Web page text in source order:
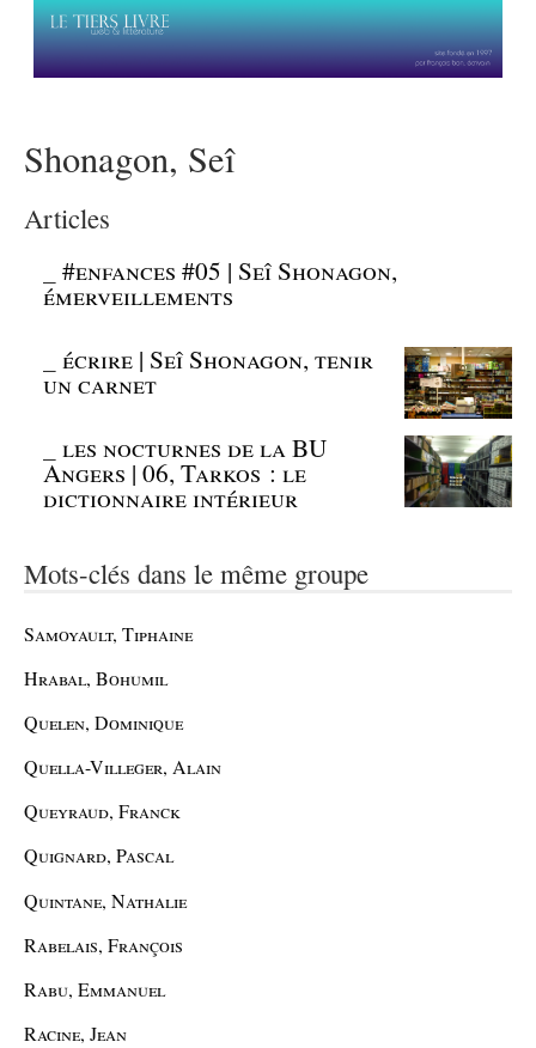
Shonagon, Seî
Articles
_#enfances #05 | Seî Shonagon,
émerveillements
_écrire | Seî Shonagon, tenir
un carnet
_les nocturnes de la BU
Angers | 06, Tarkos : le
dictionnaire intérieur
Mots-clés dans le même groupe
Samoyault, Tiphaine
Hrabal, Bohumil
Quelen, Dominique
Quella-Villeger, Alain
Queyraud, Franck
Quignard, Pascal
Quintane, Nathalie
Rabelais, François
Rabu, Emmanuel
Racine, Jean